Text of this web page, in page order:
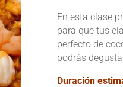
En esta clase
para que tus
perfecto de
podrás
Duración